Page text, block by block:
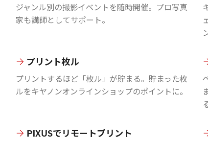
ジャンル別の撮影イベントを随時開催。プロ写真
家も講師としてサポート。
プリント枚ル
プリントするほど「枚ル」が貯まる。貯まった枚
ルをキヤノンオンラインショップのポイントに。
PIXUSでリモートプリント